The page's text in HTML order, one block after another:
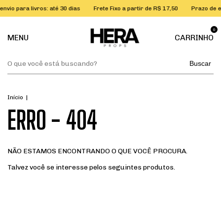
para livros: até 30 dias Frete Fixo a partir de R$ 17,50 Prazo de
MENU CARRINHO
0
Buscar
Início |
ERRO - 404
NÃO ESTAMOS ENCONTRANDO O QUE VOCÊ PROCURA.
Talvez você se interesse pelos seguintes produtos.